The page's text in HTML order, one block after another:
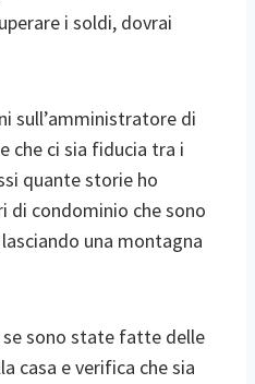
i soldi, dovrai
sull’amministratore di
che ci sia fiducia tra i
quante storie ho
condominio che sono
una montagna
se sono state fatte delle
casa e verifica che sia